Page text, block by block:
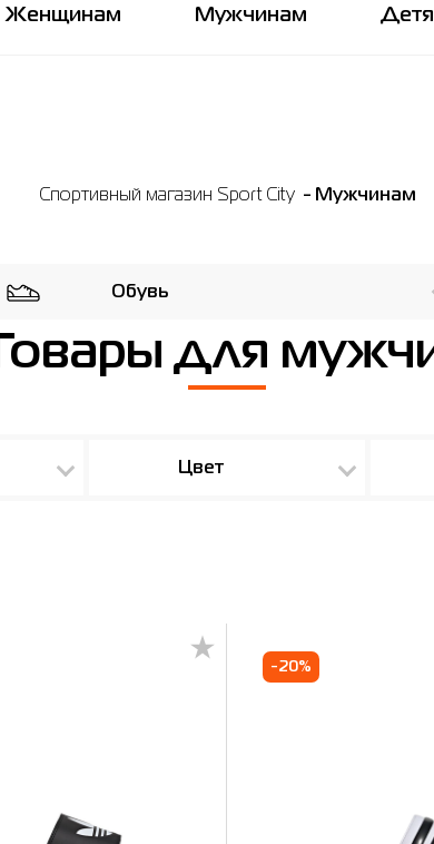
Женщинам Мужчинам
Спортивный магазин Sport City Мужчинам
Обувь
Товары для
Цвет
-20%